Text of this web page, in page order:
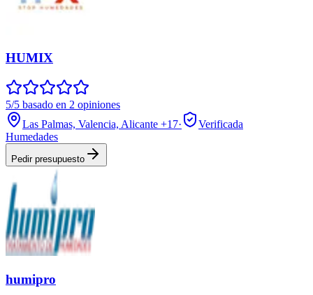
HUMIX
5/5 basado en 2 opiniones
Las Palmas, Valencia, Alicante +17·
Verificada
Humedades
Pedir presupuesto
humipro